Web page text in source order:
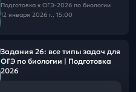
Подготовка к ОГЭ-2026 по биологии
12 января 2026 г., 15:00
Задания 26: все типы задач для
ОГЭ по биологии | Подготовка
2026